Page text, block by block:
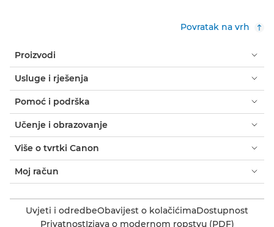
Povratak na vrh
Proizvodi
Usluge i rješenja
Pomoć i podrška
Učenje i obrazovanje
Više o tvrtki Canon
Moj račun
Uvjeti i odredbeObavijest o kolačićimaDostupnost
PrivatnostIzjava o modernom ropstvu (PDF)